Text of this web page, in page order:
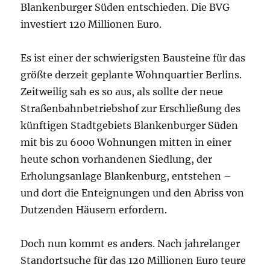
Blankenburger Süden entschieden. Die BVG
investiert 120 Millionen Euro.
Es ist einer der schwierigsten Bausteine für das
größte derzeit geplante Wohnquartier Berlins.
Zeitweilig sah es so aus, als sollte der neue
Straßenbahnbetriebshof zur Erschließung des
künftigen Stadtgebiets Blankenburger Süden
mit bis zu 6000 Wohnungen mitten in einer
heute schon vorhandenen Siedlung, der
Erholungsanlage Blankenburg, entstehen –
und dort die Enteignungen und den Abriss von
Dutzenden Häusern erfordern.
Doch nun kommt es anders. Nach jahrelanger
Standortsuche für das 120 Millionen Euro teure